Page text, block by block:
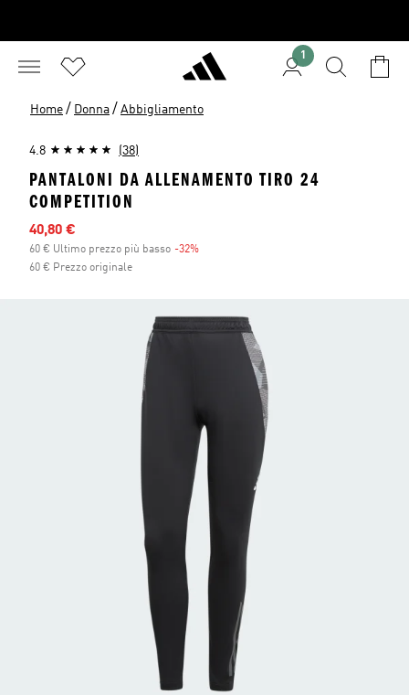
1
Home / Donna / Abbigliamento
4.8 (38)
PANTALONI DA ALLENAMENTO TIRO 24
COMPETITION
Prezzo scontato
40,80 €
60 € Ultimo prezzo più basso -32%
60 € Prezzo originale